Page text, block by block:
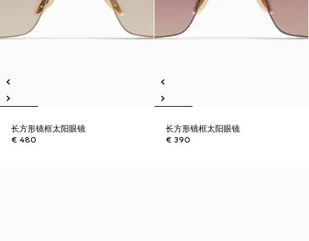
长方形镜框太阳眼镜
€ 480
长方形镜框太阳眼镜
€ 390